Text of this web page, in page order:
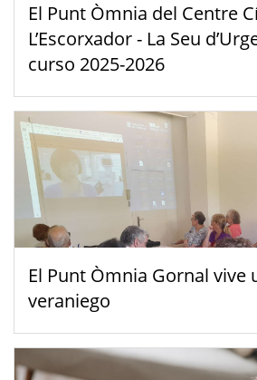
El Punt Òmnia del Centre
L’Escorxador - La Seu
curso 2025-2026
El Punt Òmnia Gornal vive
veraniego